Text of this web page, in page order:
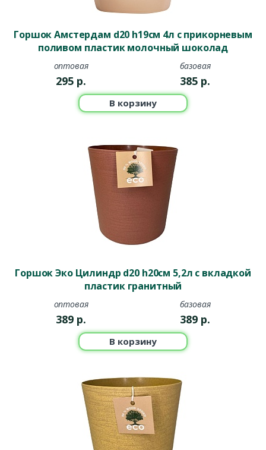
Горшок Амстердам d20 h19см 4л с прикорневым
поливом пластик молочный шоколад
оптовая
295 р.
базовая
385 р.
В корзину
Горшок Эко Цилиндр d20 h20см 5,2л с вкладкой
пластик гранитный
оптовая
389 р.
базовая
389 р.
В корзину